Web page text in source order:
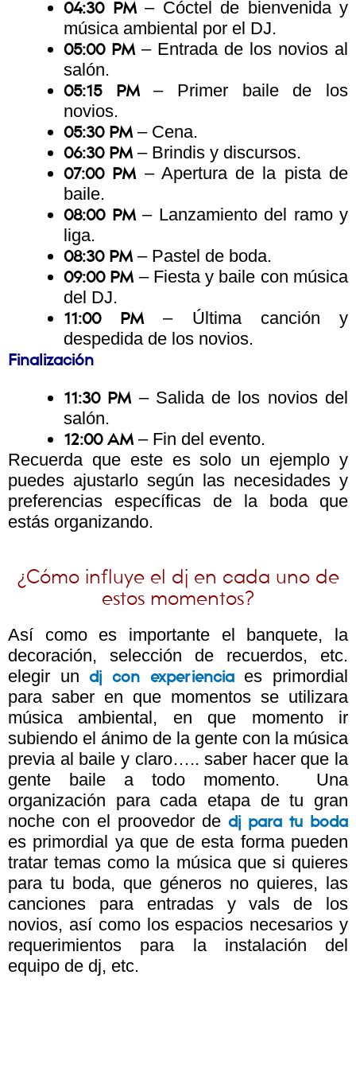
04:30 PM– Cóctel de bienvenida y
música ambiental por el DJ.
05:00 PM – Entrada de los novios al
salón.
05:15 PM– Primer baile de los
novios.
05:30 PM – Cena.
06:30 PM – Brindis y discursos.
07:00 PM – Apertura de la pista de
baile.
08:00 PM– Lanzamiento del ramo y
liga.
08:30 PM – Pastel de boda.
09:00 PM – Fiesta y baile con música
del DJ.
11:00 PM – Última canción y
despedida de los novios.
Finalización
11:30 PM – Salida de los novios del
salón.
12:00 AM – Fin del evento.
Recuerda que este es solo un ejemplo y
puedes ajustarlo según las necesidades y
preferencias específicas de la boda que
estás organizando.
¿Cómo influye el dj en cada uno de
estos momentos?
Así como es importante el banquete, la
decoración, selección de recuerdos, etc.
elegir undj con experienciaes primordial
para saber en que momentos se utilizara
música ambiental, en que momento ir
subiendo el ánimo de la gente con la música
previa al baile y claro….. saber hacer que la
gente baile a todo momento. Una
organización para cada etapa de tu gran
noche con el proovedor de dj para tu boda
es primordial ya que de esta forma pueden
tratar temas como la música que si quieres
para tu boda, que géneros no quieres, las
canciones para entradas y vals de los
novios, así como los espacios necesarios y
requerimientos para la instalación del
equipo de dj, etc.